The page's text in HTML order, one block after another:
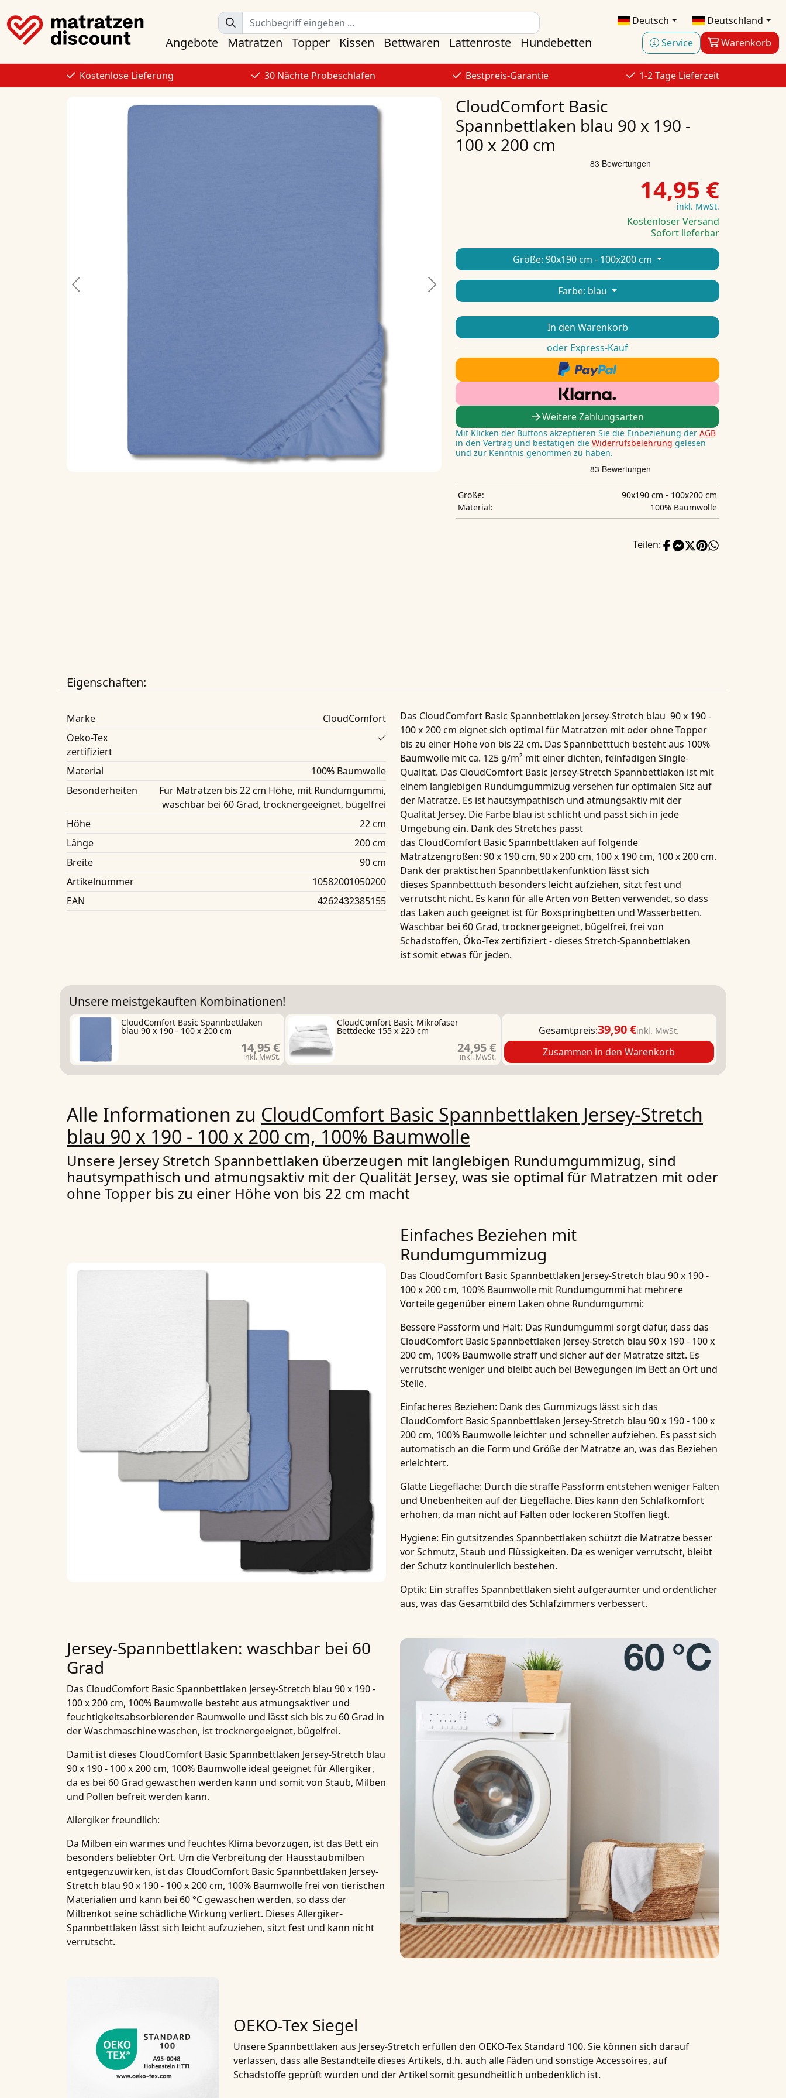
Deutsch
Deutschland
Service
Warenkorb
Angebote Matratzen Topper Kissen Bettwaren Lattenroste Hundebetten
Kostenlose Lieferung 30 Nächte Probeschlafen Bestpreis-Garantie 1-2 Tage Lieferzeit
Previous Next
CloudComfort Basic
Spannbettlaken blau 90 x 190 -
100 x 200 cm
14,95 €
inkl. MwSt.
Kostenloser Versand
Sofort lieferbar
Größe: 90x190 cm - 100x200 cm
Farbe: blau
In den Warenkorb
oder Express-Kauf
Weitere Zahlungsarten
Mit Klicken der Buttons akzeptieren Sie die Einbeziehung der AGB
in den Vertrag und bestätigen die Widerrufsbelehrung gelesen
und zur Kenntnis genommen zu haben.
Größe:
90x190 cm - 100x200 cm
Material:
100% Baumwolle
Teilen:
Eigenschaften:
Marke
CloudComfort
Oeko-Tex
zertifiziert
Material
100% Baumwolle
Besonderheiten
Für Matratzen bis 22 cm Höhe, mit Rundumgummi,
waschbar bei 60 Grad, trocknergeeignet, bügelfrei
Höhe
22 cm
Länge
200 cm
Breite
90 cm
Artikelnummer
10582001050200
EAN
4262432385155
Das CloudComfort Basic Spannbettlaken Jersey-Stretch blau 90 x 190 -
100 x 200 cm eignet sich optimal für Matratzen mit oder ohne Topper
bis zu einer Höhe von bis 22 cm. Das Spannbetttuch besteht aus 100%
Baumwolle mit ca. 125 g/m² mit einer dichten, feinfädigen Single-
Qualität. Das CloudComfort Basic Jersey-Stretch Spannbettlaken ist mit
einem langlebigen Rundumgummizug versehen für optimalen Sitz auf
der Matratze. Es ist hautsympathisch und atmungsaktiv mit der
Qualität Jersey. Die Farbe blau ist schlicht und passt sich in jede
Umgebung ein. Dank des Stretches passt
das CloudComfort Basic Spannbettlaken auf folgende
Matratzengrößen: 90 x 190 cm, 90 x 200 cm, 100 x 190 cm, 100 x 200 cm.
Dank der praktischen Spannbettlakenfunktion lässt sich
dieses Spannbetttuch besonders leicht aufziehen, sitzt fest und
verrutscht nicht. Es kann für alle Arten von Betten verwendet, so dass
das Laken auch geeignet ist für Boxspringbetten und Wasserbetten.
Waschbar bei 60 Grad, trocknergeeignet, bügelfrei, frei von
Schadstoffen, Öko-Tex zertifiziert- dieses Stretch-Spannbettlaken
istsomitetwas für jeden.
Unsere meistgekauften Kombinationen!
CloudComfort Basic Spannbettlaken
blau 90 x 190 - 100 x 200 cm
14,95 €
inkl. MwSt.
CloudComfort Basic Mikrofaser
Bettdecke 155 x 220 cm
24,95 €
inkl. MwSt.
Gesamtpreis:39,90 €inkl. MwSt.
Zusammen in den Warenkorb
Alle Informationen zu CloudComfort Basic Spannbettlaken Jersey-Stretch
blau 90 x 190 - 100 x 200 cm, 100% Baumwolle
Unsere Jersey Stretch Spannbettlaken überzeugen mit langlebigen Rundumgummizug, sind
hautsympathisch und atmungsaktiv mit der Qualität Jersey, was sie optimal für Matratzen mit oder
ohne Topper bis zu einer Höhe von bis 22 cm macht
Einfaches Beziehen mit
Rundumgummizug
Das CloudComfort Basic Spannbettlaken Jersey-Stretch blau 90 x 190 -
100 x 200 cm, 100% Baumwolle mit Rundumgummi hat mehrere
Vorteile gegenüber einem Laken ohne Rundumgummi:
Bessere Passform und Halt: Das Rundumgummi sorgt dafür, dass das
CloudComfort Basic Spannbettlaken Jersey-Stretch blau 90 x 190 - 100 x
200 cm, 100% Baumwollestraff und sicher auf der Matratze sitzt. Es
verrutscht weniger und bleibt auch bei Bewegungen im Bett an Ort und
Stelle.
Einfacheres Beziehen: Dank des Gummizugs lässt sich das
CloudComfort Basic Spannbettlaken Jersey-Stretch blau 90 x 190 - 100 x
200 cm, 100% Baumwolle leichter und schneller aufziehen. Es passt sich
automatisch an die Form und Größe der Matratze an, was das Beziehen
erleichtert.
Glatte Liegefläche: Durch die straffe Passform entstehen weniger Falten
und Unebenheiten auf der Liegefläche. Dies kann den Schlafkomfort
erhöhen, da man nicht auf Falten oder lockeren Stoffen liegt.
Hygiene: Ein gutsitzendes Spannbettlaken schützt die Matratze besser
vor Schmutz, Staub und Flüssigkeiten. Da es weniger verrutscht, bleibt
der Schutz kontinuierlich bestehen.
Optik: Ein straffes Spannbettlaken sieht aufgeräumter und ordentlicher
aus, was das Gesamtbild des Schlafzimmers verbessert.
Jersey-Spannbettlaken: waschbar bei 60
Grad
Das CloudComfort Basic Spannbettlaken Jersey-Stretch blau 90 x 190 -
100 x 200 cm, 100% Baumwolle besteht aus atmungsaktiver und
feuchtigkeitsabsorbierender Baumwolle und lässt sich bis zu 60 Grad in
der Waschmaschine waschen, ist trocknergeeignet, bügelfrei.
Damit ist dieses CloudComfort Basic Spannbettlaken Jersey-Stretch blau
90 x 190 - 100 x 200 cm, 100% Baumwolle ideal geeignet fürAllergiker,
da es bei 60 Grad gewaschen werden kann und somit von Staub, Milben
und Pollen befreit werden kann.
Allergiker freundlich:
Da Milben ein warmes und feuchtes Klima bevorzugen, ist das Bett ein
besonders beliebter Ort. Um die Verbreitung der Hausstaubmilben
entgegenzuwirken, ist das CloudComfort Basic Spannbettlaken Jersey-
Stretch blau 90 x 190 - 100 x 200 cm, 100% Baumwollefrei von tierischen
Materialien und kann bei 60 °C gewaschen werden, so dass der
Milbenkot seine schädliche Wirkung verliert. Dieses Allergiker-
Spannbettlaken lässt sich leicht aufzuziehen, sitzt fest und kann nicht
verrutscht.
OEKO-Tex Siegel
Unsere Spannbettlaken aus Jersey-Stretch erfüllen den OEKO-Tex Standard 100. Sie können sich darauf
verlassen, dass alle Bestandteile dieses Artikels, d.h. auch alle Fäden und sonstige Accessoires, auf
Schadstoffe geprüft wurden und der Artikel somit gesundheitlich unbedenklich ist.